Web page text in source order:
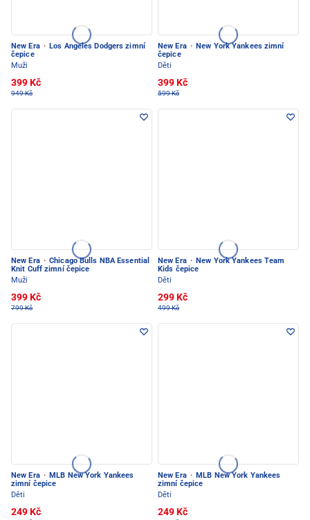
New Era · Los Angeles Dodgers zimní
čepice
Muži
399 Kč
949 Kč
New Era · New York Yankees zimní
čepice
Děti
399 Kč
599 Kč
New Era · Chicago Bulls NBA Essential
Knit Cuff zimní čepice
Muži
399 Kč
799 Kč
New Era · New York Yankees Team
Kids čepice
Děti
299 Kč
499 Kč
New Era · MLB New York Yankees
zimní čepice
Děti
249 Kč
New Era · MLB New York Yankees
zimní čepice
Děti
249 Kč